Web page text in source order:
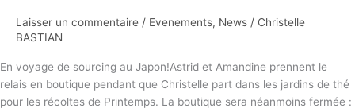
Laisser un commentaire / Evenements, News / Christelle
BASTIAN
En voyage de sourcing au Japon!Astrid et Amandine prennent le
relais en boutique pendant que Christelle part dans les jardins de thé
pour les récoltes de Printemps. La boutique sera néanmoins fermée :